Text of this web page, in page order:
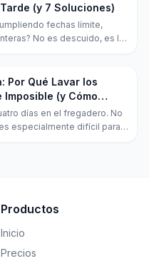
(y 7 Soluciones)
fechas límite,
No es descuido, es la
Por Qué Lavar los
Imposible (y Cómo
días en el fregadero. No
especialmente difícil para
Productos
Inicio
Precios